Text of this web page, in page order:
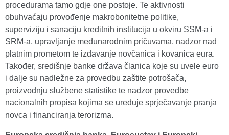
procedurama tamo gdje one postoje. Te aktivnosti
obuhvaćaju provođenje makrobonitetne politike,
superviziju i sanaciju kreditnih institucija u okviru SSM-a i
SRM-a, upravljanje međunarodnim pričuvama, nadzor nad
platnim prometom te izdavanje novčanica i kovanica eura.
Također, središnje banke država članica koje su uvele euro
i dalje su nadležne za provedbu zaštite potrošača,
proizvodnju službene statistike te nadzor provedbe
nacionalnih propisa kojima se uređuje sprječavanje pranja
novca i financiranja terorizma.